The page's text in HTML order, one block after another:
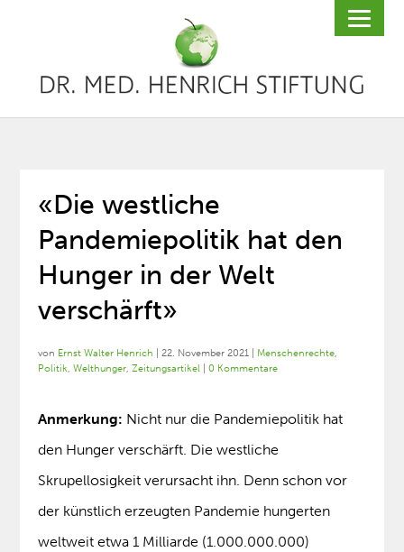
«Die westliche
Pandemiepolitik hat den
Hunger in der Welt
verschärft»
von Ernst Walter Henrich |22. November 2021 Menschenrechte,
Politik,Welthunger,Zeitungsartikel |0 Kommentare
Anmerkung: Nicht nur die Pandemiepolitik hat
den Hunger verschärft. Die westliche
Skrupellosigkeit verursacht ihn. Denn schon vor
der künstlich erzeugten Pandemie hungerten
weltweit etwa 1 Milliarde (1.000.000.000)